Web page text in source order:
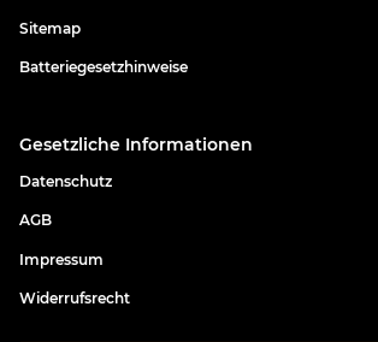
Sitemap
Batteriegesetzhinweise
Gesetzliche Informationen
Datenschutz
AGB
Impressum
Widerrufsrecht